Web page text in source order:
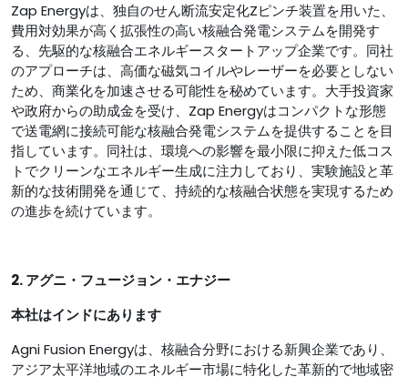
Zap Energyは、独自のせん断流安定化Zピンチ装置を用いた、
費用対効果が高く拡張性の高い核融合発電システムを開発す
る、先駆的な核融合エネルギースタートアップ企業です。同社
のアプローチは、高価な磁気コイルやレーザーを必要としない
ため、商業化を加速させる可能性を秘めています。大手投資家
や政府からの助成金を受け、Zap Energyはコンパクトな形態
で送電網に接続可能な核融合発電システムを提供することを目
指しています。同社は、環境への影響を最小限に抑えた低コス
トでクリーンなエネルギー生成に注力しており、実験施設と革
新的な技術開発を通じて、持続的な核融合状態を実現するため
の進歩を続けています。
2. アグニ・フュージョン・エナジー
本社はインドにあります
Agni Fusion Energyは、核融合分野における新興企業であり、
アジア太平洋地域のエネルギー市場に特化した革新的で地域密